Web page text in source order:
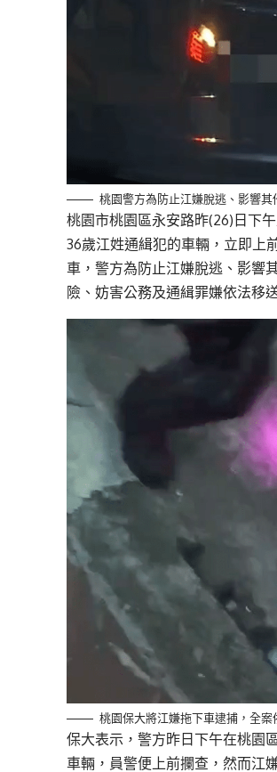
桃園警方為防止江嫌脫逃、影響
桃園市桃園區永安路昨(26)日下
36歲江姓通緝犯的車輛，立即上
車，警方為防止江嫌脫逃、影響
險、妨害公務及通緝罪嫌依法移
桃園保大將江嫌拖下車逮捕，全
保大表示，警方昨日下午在桃園
車輛，員警便上前攔查，然而江